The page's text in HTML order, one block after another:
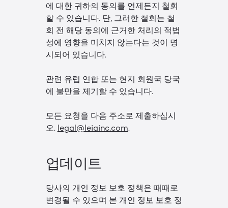
에 대한 귀하의 동의를 언제든지 철회
할 수 있습니다. 단, 그러한 철회는 철
회 전 해당 동의에 근거한 처리의 적법
성에 영향을 미치지 않는다는 것이 명
시되어 있습니다.
관련 유럽 연합 또는 현지 회원국 당국
에 불만을 제기할 수 있습니다.
모든 요청을 다음 주소로 제출하십시
오.legal@leiainc.com.
업데이트
당사의 개인 정보 보호 정책은 때때로
변경될 수 있으며 본 개인 정보 보호 정